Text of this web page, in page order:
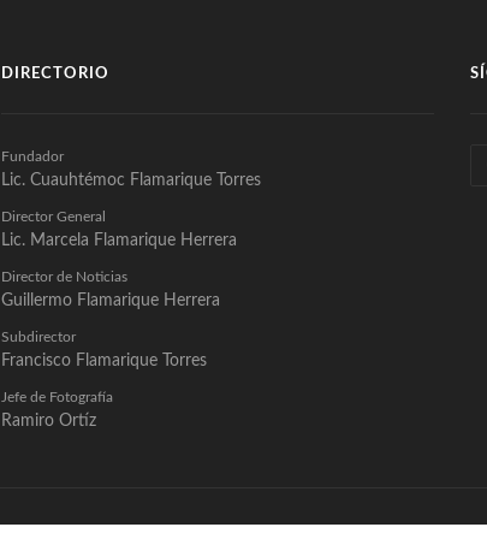
DIRECTORIO
Fundador
Lic. Cuauhtémoc Flamarique Torres
Director General
Lic. Marcela Flamarique Herrera
Director de Noticias
Guillermo Flamarique Herrera
Subdirector
Francisco Flamarique Torres
Jefe de Fotografía
Ramiro Ortíz